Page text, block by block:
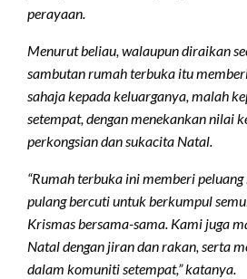
perayaan.
Menurut beliau, walaupun diraikan
sambutan rumah terbuka itu
sahaja kepada keluarganya, malah
setempat, dengan menekankan nilai
perkongsian dan sukacita Natal.
“Rumah terbuka ini memberi
pulang bercuti untuk berkumpul
Krismas bersama-sama. Kami juga
Natal dengan jiran dan rakan, serta
dalam komuniti setempat,” katanya.